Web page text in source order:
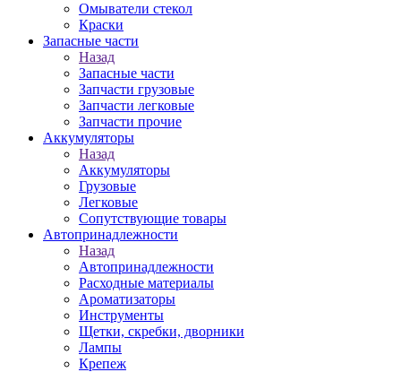
Омыватели стекол
Краски
Запасные части
Назад
Запасные части
Запчасти грузовые
Запчасти легковые
Запчасти прочие
Аккумуляторы
Назад
Аккумуляторы
Грузовые
Легковые
Сопутствующие товары
Автопринадлежности
Назад
Автопринадлежности
Расходные материалы
Ароматизаторы
Инструменты
Щетки, скребки, дворники
Лампы
Крепеж